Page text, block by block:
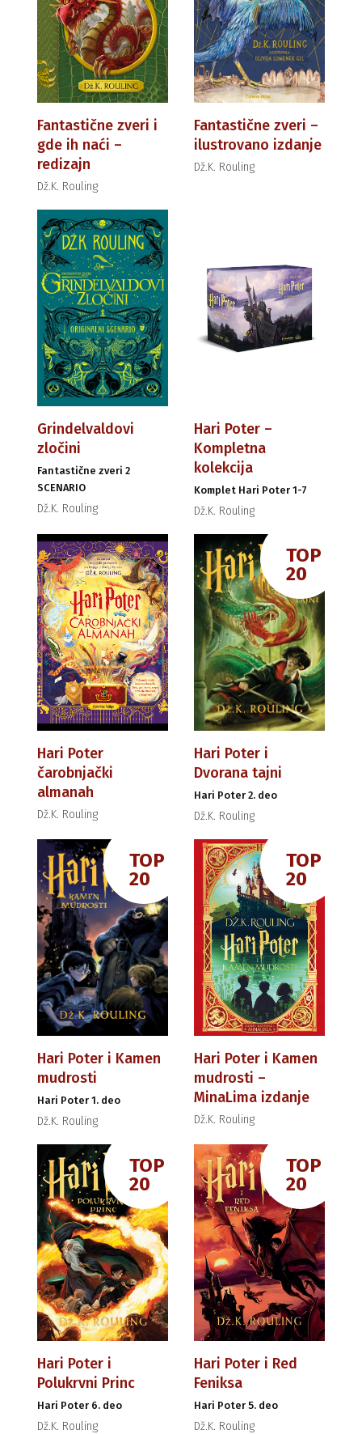
Fantastične zveri i
gde ih naći –
redizajn
Dž.K. Rouling
Fantastične zveri –
ilustrovano izdanje
Dž.K. Rouling
Grindelvaldovi
zločini
Fantastične zveri 2
SCENARIO
Dž.K. Rouling
Hari Poter –
Kompletna
kolekcija
Komplet Hari Poter 1-7
Dž.K. Rouling
Hari Poter
čarobnjački
almanah
Dž.K. Rouling
TOP
20
Hari Poter i
Dvorana tajni
Hari Poter 2. deo
Dž.K. Rouling
TOP
20
Hari Poter i Kamen
mudrosti
Hari Poter 1. deo
Dž.K. Rouling
TOP
20
Hari Poter i Kamen
mudrosti –
MinaLima izdanje
Dž.K. Rouling
TOP
20
Hari Poter i
Polukrvni Princ
Hari Poter 6. deo
Dž.K. Rouling
TOP
20
Hari Poter i Red
Feniksa
Hari Poter 5. deo
Dž.K. Rouling